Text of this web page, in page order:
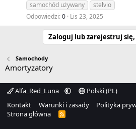
samochód używany
stelvio
Odpowiedzi 0 Lis 23, 2025
Zaloguj lub zarejestruj się,
Samochody
Amortyzatory
Alfa_Red_Luna
Polski (PL)
Kontakt
Warunki i zasady Polityka
Strona główna
R